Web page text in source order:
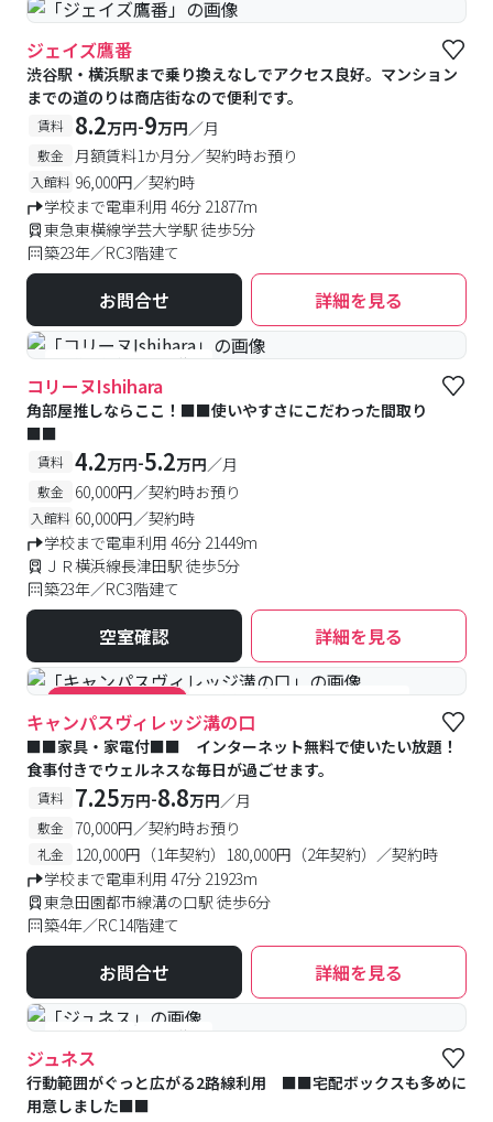
ジェイズ鷹番
渋谷駅・横浜駅まで乗り換えなしでアクセス良好。マンション
までの道のりは商店街なので便利です。
賃料 8.2万円-9万円／月
敷金 月額賃料1か月分／契約時お預り
入館料 96,000円／契約時
学校まで電車利用 46分 21877m
東急東横線学芸大学駅 徒歩5分
築23年／RC3階建て
お問合せ 詳細を見る
#予約受付中 #空室待ち
コリーヌIshihara
角部屋推しならここ！■■使いやすさにこだわった間取り
■■
賃料 4.2万円-5.2万円／月
敷金 60,000円／契約時お預り
入館料 60,000円／契約時
学校まで電車利用 46分 21449m
ＪＲ横浜線長津田駅 徒歩5分
築23年／RC3階建て
空室確認 詳細を見る
#キャンペーン実施中 #食事付き #女性専用フロアあり
キャンパスヴィレッジ溝の口
■■家具・家電付■■ インターネット無料で使いたい放題！
食事付きでウェルネスな毎日が過ごせます。
賃料 7.25万円-8.8万円／月
敷金 70,000円／契約時お預り
礼金
120,000円（1年契約）180,000円（2年契約）／契約時
学校まで電車利用 47分 21923m
東急田園都市線溝の口駅 徒歩6分
築4年／RC14階建て
お問合せ 詳細を見る
#予約受付中 #空室待ち
ジュネス
行動範囲がぐっと広がる2路線利用 ■■宅配ボックスも多めに
用意しました■■